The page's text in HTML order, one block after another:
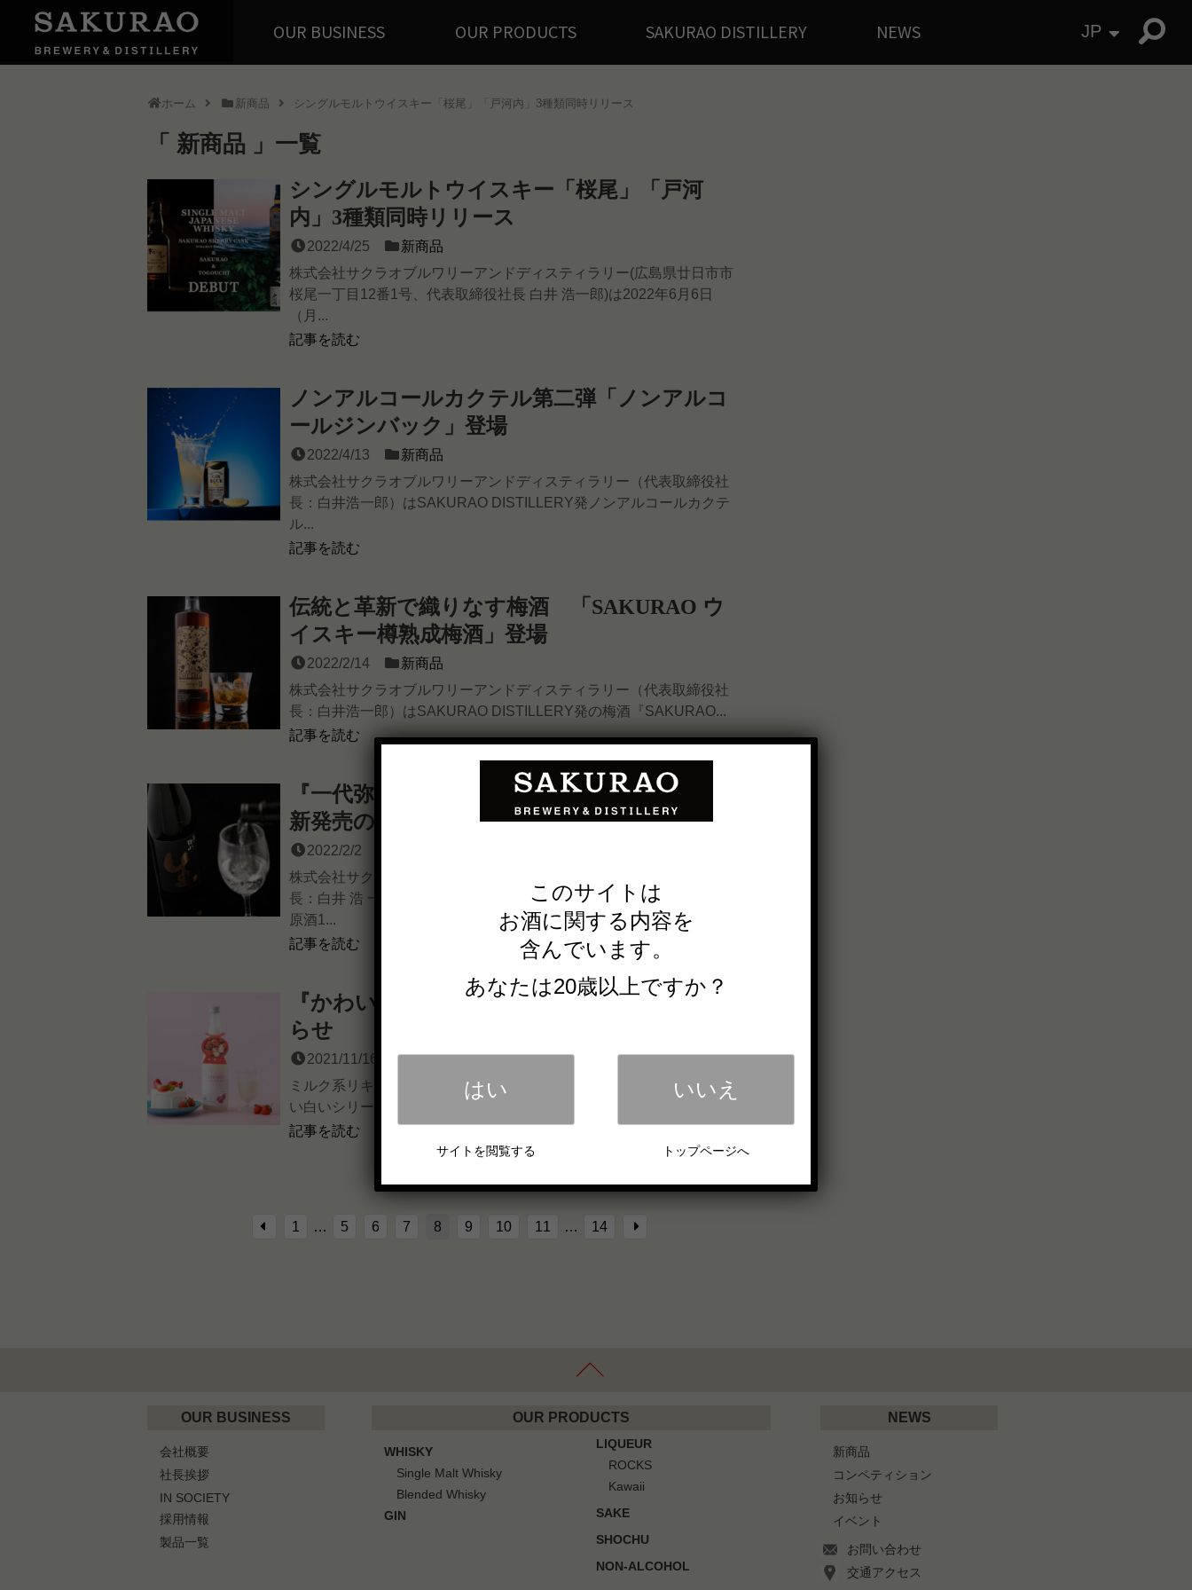
OUR BUSINESS OUR PRODUCTS SAKURAO DISTILLERY NEWS JP
ホーム 新商品 シングルモルトウイスキー「桜尾」「戸河内」3種類同時リリース
新商品 一覧
シングルモルトウイスキー「桜尾」「戸河
内」3種類同時リリース
2022/4/25
新商品
株式会社サクラオブルワリーアンドディスティラリー(広島県廿日市市
桜尾一丁目12番1号、代表取締役社長 白井 浩一郎)は2022年6月6日
（月...
記事を読む
ノンアルコールカクテル第二弾「ノンアルコ
ールジンバック」登場
2022/4/13
新商品
株式会社サクラオブルワリーアンドディスティラリー（代表取締役社
長：白井浩一郎）はSAKURAO DISTILLERY発ノンアルコールカクテ
ル...
記事を読む
伝統と革新で織りなす梅酒 「SAKURAO ウ
イスキー樽熟成梅酒」登場
2022/2/14
新商品
株式会社サクラオブルワリーアンドディスティラリー（代表取締役社
長：白井浩一郎）はSAKURAO DISTILLERY発の梅酒『SAKURAO...
記事を読む
『一代弥山 純米大吟醸 生原酒 15度 720ml』
新発売のお知らせ
2022/2/2
株式会社サクラオブルワリーアンドディスティラリー（代表取締役社
長：白井 浩 一郎）は2022年2月2日（水）より「一代弥山純米大吟醸生
原酒1...
記事を読む
『かわいい 白いいちご 720ml』新発売のお知
らせ
2021/11/16
新商品
ミルク系リキュールでありながら、溢れんばかりの果汁感持つ『かわい
い白いシリーズ』。 数量限定で『かわいい 白いいちご』が新登場。 ...
記事を読む
1 … 5 6 7 8 9 10 11 … 14
OUR BUSINESS
会社概要
社長挨拶
IN SOCIETY
採用情報
製品一覧
OUR PRODUCTS
WHISKY
Single Malt Whisky
Blended Whisky
GIN
LIQUEUR
ROCKS
Kawaii
SAKE
SHOCHU
NON-ALCOHOL
NEWS
新商品
コンペティション
お知らせ
イベント
お問い合わせ
交通アクセス
このサイトは
お酒に関する内容を
含んでいます。
あなたは20歳以上ですか？
はい
サイトを閲覧する
いいえ
トップページへ